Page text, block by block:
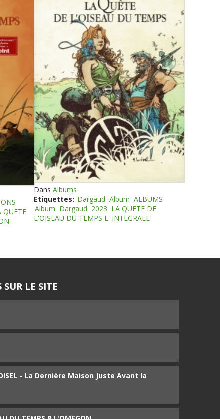
QUETE
Dans Albums
Etiquettes: Dargaud Album ALBUMS
Album Dargaud 2023 LA QUETE DE
L'OISEAU DU TEMPS L' INTEGRALE
SUR LE SITE
- La Dernière Maison Juste Avant la